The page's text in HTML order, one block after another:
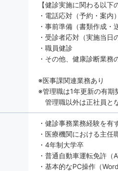
【健診実施に関わる以下
・電話応対（予約・案内）
・事前準備（書類作成・
・受診者応対（実施当日
・職員健診
・その他、健康診断業務
※医事課関連業務あり
※管理職は1年更新の有期
管理職以外は正社員と
・健診事務業務経験を有
・医療機関における主
・4年制大学卒
・普通自動車運転免許（
・基本的なPC操作（